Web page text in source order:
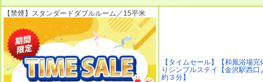
【禁煙】スタンダードダブルルーム／15平米
【タイムセール】【和風浴場完
りシンプルステイ【金沢駅西口
約３分】